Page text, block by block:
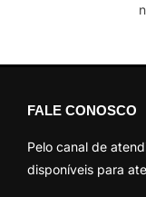
FALE CONOSCO
Pelo canal de
disponíveis para